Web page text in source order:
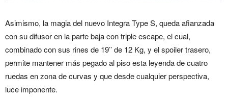
Asimismo, la magia del nuevo Integra Type S, queda afianzada
con su difusor en la parte baja con triple escape, el cual,
combinado con sus rines de 19’’ de 12 Kg, y el spoiler trasero,
permite mantener más pegado al piso esta leyenda de cuatro
ruedas en zona de curvas y que desde cualquier perspectiva,
luce imponente.